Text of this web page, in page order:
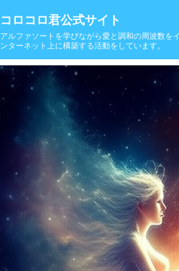
コロコロ君公式サイト
アルファソートを学びながら愛と調和の周波数を
ンターネット上に構築する活動をしています。